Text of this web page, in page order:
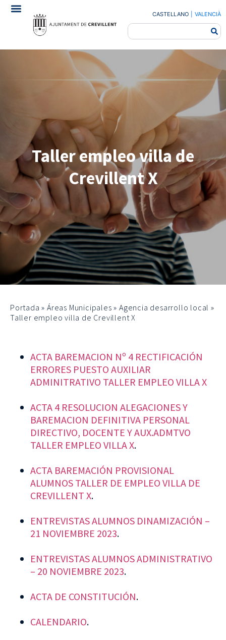
CASTELLANO VALENCIÀ
Taller empleo villa de
Crevillent X
Portada »Áreas Municipales »Agencia desarrollo local »
Taller empleo villa de Crevillent X
ACTA BAREMACION Nº 4 RECTIFICACIÓN
ERRORES PUESTO AUXILIAR
ADMINITRATIVO TALLER EMPLEO VILLA X
ACTA 4 RESOLUCION ALEGACIONES Y
BAREMACION DEFINITIVA PERSONAL
DIRECTIVO, DOCENTE Y AUX.ADMTVO
TALLER EMPLEO VILLA X.
ACTA BAREMACIÓN PROVISIONAL
ALUMNOS TALLER DE EMPLEO VILLA DE
CREVILLENT X.
ENTREVISTAS ALUMNOS DINAMIZACIÓN –
21 NOVIEMBRE 2023.
ENTREVISTAS ALUMNOS ADMINISTRATIVO
– 20 NOVIEMBRE 2023.
ACTA DE CONSTITUCIÓN.
CALENDARIO.